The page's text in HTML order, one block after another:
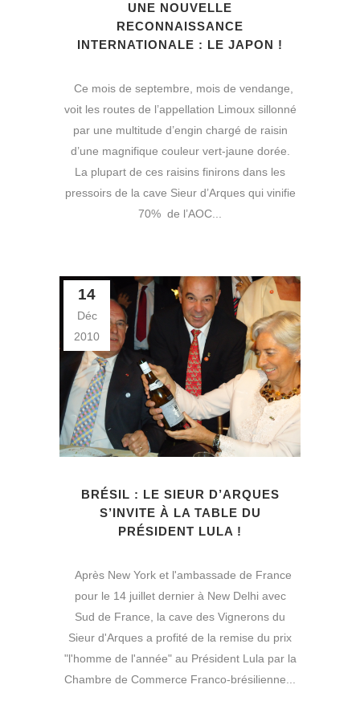
UNE NOUVELLE
RECONNAISSANCE
INTERNATIONALE : LE JAPON !
Ce mois de septembre, mois de vendange,
voit les routes de l’appellation Limoux sillonné
par une multitude d’engin chargé de raisin
d’une magnifique couleur vert-jaune dorée.
La plupart de ces raisins finirons dans les
pressoirs de la cave Sieur d’Arques qui vinifie
70% de l’AOC...
14
Déc
2010
BRÉSIL : LE SIEUR D’ARQUES
S’INVITE À LA TABLE DU
PRÉSIDENT LULA !
Après New York et l'ambassade de France
pour le 14 juillet dernier à New Delhi avec
Sud de France, la cave des Vignerons du
Sieur d'Arques a profité de la remise du prix
"l'homme de l'année" au Président Lula par la
Chambre de Commerce Franco-brésilienne...